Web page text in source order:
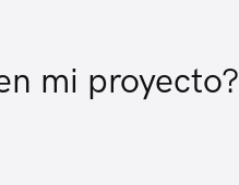
mi proyecto?